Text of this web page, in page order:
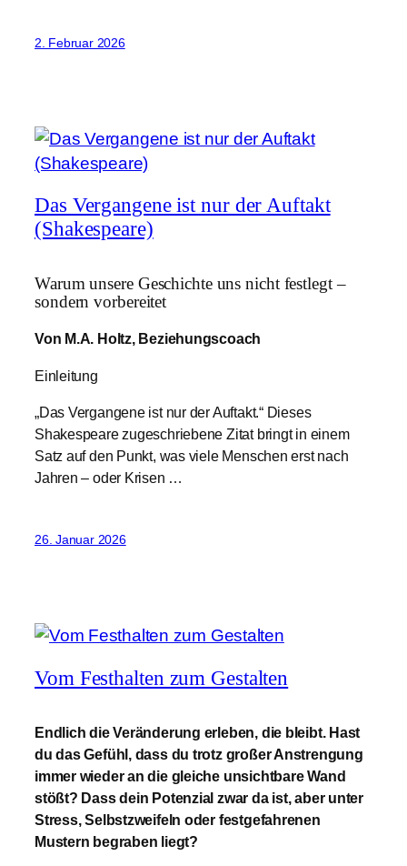
2. Februar 2026
Das Vergangene ist nur der Auftakt
(Shakespeare)
Warum unsere Geschichte uns nicht festlegt –
sondern vorbereitet
Von M.A. Holtz, Beziehungscoach
Einleitung
„Das Vergangene ist nur der Auftakt.“ Dieses
Shakespeare zugeschriebene Zitat bringt in einem
Satz auf den Punkt, was viele Menschen erst nach
Jahren – oder Krisen …
26. Januar 2026
Vom Festhalten zum Gestalten
Endlich die Veränderung erleben, die bleibt. Hast
du das Gefühl, dass du trotz großer Anstrengung
immer wieder an die gleiche unsichtbare Wand
stößt? Dass dein Potenzial zwar da ist, aber unter
Stress, Selbstzweifeln oder festgefahrenen
Mustern begraben liegt?